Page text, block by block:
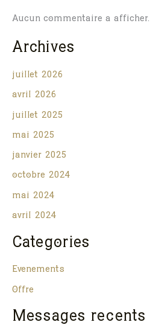
Aucun commentaire à afficher.
Archives
juillet 2026
avril 2026
juillet 2025
mai 2025
janvier 2025
octobre 2024
mai 2024
avril 2024
Catégories
Evénements
Offre
Messages récents